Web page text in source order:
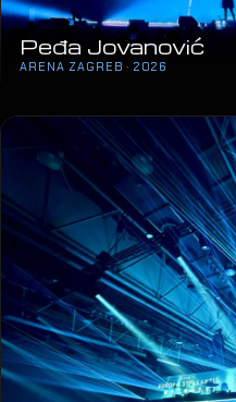
Peđa Jovanović
ARENA ZAGREB · 2026